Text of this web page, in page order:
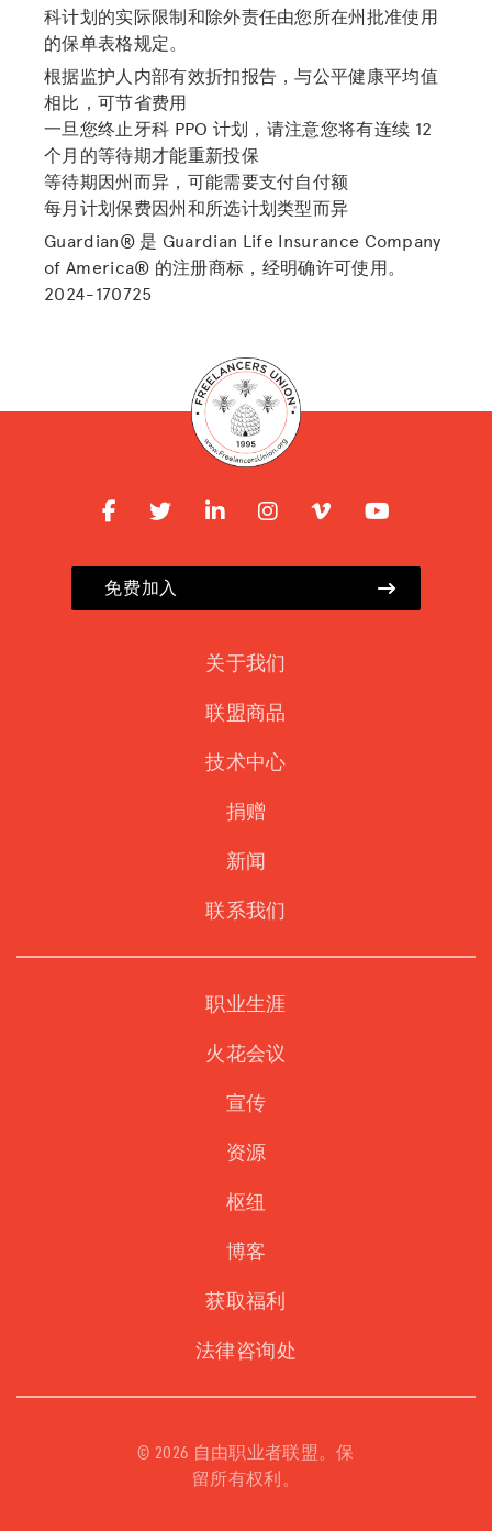
科计划的实际限制和除外责任由您所在州批准使用
的保单表格规定。
根据监护人内部有效折扣报告，与公平健康平均值
相比，可节省费用
一旦您终止牙科 PPO 计划，请注意您将有连续 12
个月的等待期才能重新投保
等待期因州而异，可能需要支付自付额
每月计划保费因州和所选计划类型而异
Guardian® 是 Guardian Life Insurance Company
of America® 的注册商标，经明确许可使用。
2024-170725
免费加入
关于我们
联盟商品
技术中心
捐赠
新闻
联系我们
职业生涯
火花会议
宣传
资源
枢纽
博客
获取福利
法律咨询处
© 2026 自由职业者联盟。保
留所有权利。